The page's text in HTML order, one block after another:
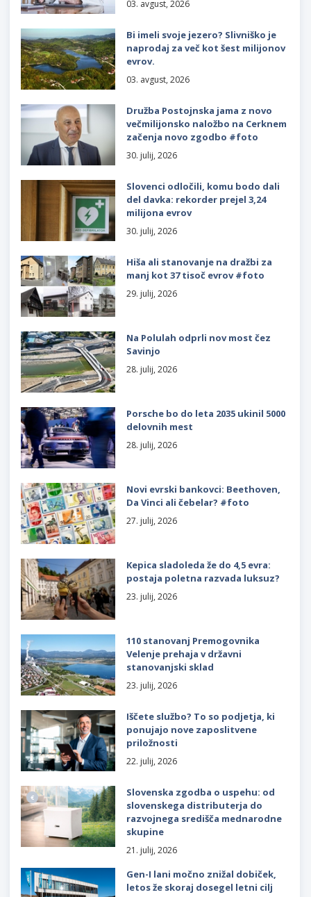
03. avgust, 2026
Bi imeli svoje jezero? Slivniško je
naprodaj za več kot šest milijonov
evrov.
03. avgust, 2026
Družba Postojnska jama z novo
večmilijonsko naložbo na Cerknem
začenja novo zgodbo #foto
30. julij, 2026
Slovenci odločili, komu bodo dali
del davka: rekorder prejel 3,24
milijona evrov
30. julij, 2026
Hiša ali stanovanje na dražbi za
manj kot 37 tisoč evrov #foto
29. julij, 2026
Na Polulah odprli nov most čez
Savinjo
28. julij, 2026
Porsche bo do leta 2035 ukinil 5000
delovnih mest
28. julij, 2026
Novi evrski bankovci: Beethoven,
Da Vinci ali čebelar? #foto
27. julij, 2026
Kepica sladoleda že do 4,5 evra:
postaja poletna razvada luksuz?
23. julij, 2026
110 stanovanj Premogovnika
Velenje prehaja v državni
stanovanjski sklad
23. julij, 2026
Iščete službo? To so podjetja, ki
ponujajo nove zaposlitvene
priložnosti
22. julij, 2026
Slovenska zgodba o uspehu: od
slovenskega distributerja do
razvojnega središča mednarodne
skupine
21. julij, 2026
Gen-I lani močno znižal dobiček,
letos že skoraj dosegel letni cilj